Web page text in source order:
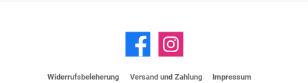
Widerrufsbeleherung Versand und Zahlung
Impressum